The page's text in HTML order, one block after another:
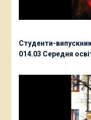
Студенти-
014.03 Середня